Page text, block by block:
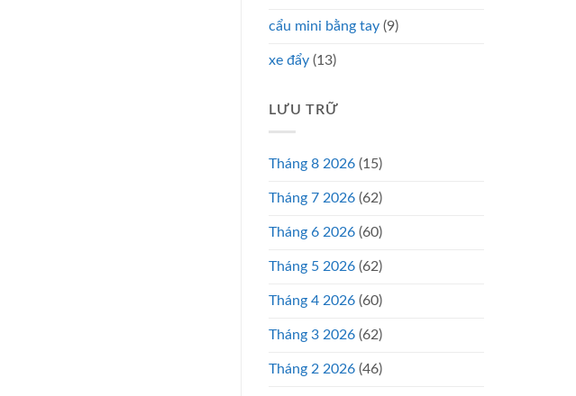
cẩu mini bằng tay (9)
xe đẩy (13)
LƯU TRỮ
Tháng 8 2026 (15)
Tháng 7 2026 (62)
Tháng 6 2026 (60)
Tháng 5 2026 (62)
Tháng 4 2026 (60)
Tháng 3 2026 (62)
Tháng 2 2026 (46)